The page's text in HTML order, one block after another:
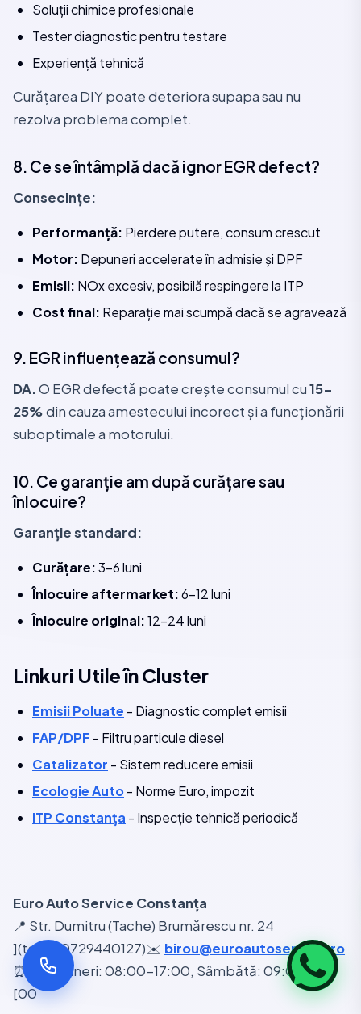
Soluții chimice profesionale
Tester diagnostic pentru testare
Experiență tehnică
Curățarea DIY poate deteriora supapa sau nu
rezolva problema complet.
8. Ce se întâmplă dacă ignor EGR defect?
Consecințe:
Performanță: Pierdere putere, consum crescut
Motor: Depuneri accelerate în admisie și DPF
Emisii: NOx excesiv, posibilă respingere la ITP
Cost final: Reparație mai scumpă dacă se agravează
9. EGR influențează consumul?
DA.O EGR defectă poate crește consumul cu15-
25%din cauza amestecului incorect și a funcționării
suboptimale a motorului.
10. Ce garanție am după curățare sau
înlocuire?
Garanție standard:
Curățare:3-6 luni
Înlocuire aftermarket:6-12 luni
Înlocuire original:12-24 luni
Linkuri Utile în Cluster
Emisii Poluate - Diagnostic complet emisii
FAP/DPF - Filtru particule diesel
Catalizator - Sistem reducere emisii
Ecologie Auto- Norme Euro, impozit
ITP Constanța - Inspecție tehnică periodică
Euro Auto Service Constanța
📍 Str. Dumitru (Tache) Brumărescu nr. 24
](tel:+40729440127)✉️ birou@euroautoservice.ro
⏰ Luni-Vineri: 08:00-17:00, Sâmbătă: 09:00-14:
[00